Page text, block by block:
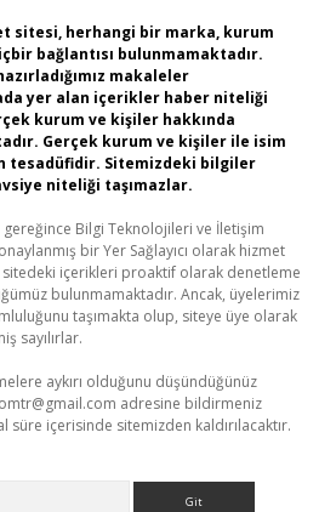
sitesi, herhangi bir marka, kurum
bağlantısı bulunmamaktadır.
makaleler
yer alan içerikler haber niteliği
kurum ve kişiler hakkında
Gerçek kurum ve kişiler ile isim
tesadüfidir. Sitemizdeki bilgiler
niteliği taşımazlar.
gereğince Bilgi Teknolojileri ve İletişim
bir Yer Sağlayıcı olarak hizmet
içerikleri proaktif olarak denetleme
bulunmamaktadır. Ancak, üyelerimiz
taşımakta olup, siteye üye olarak
sayılırlar.
aykırı olduğunu düşündüğünüz
adresine bildirmeniz
süre içerisinde sitemizden kaldırılacaktır.